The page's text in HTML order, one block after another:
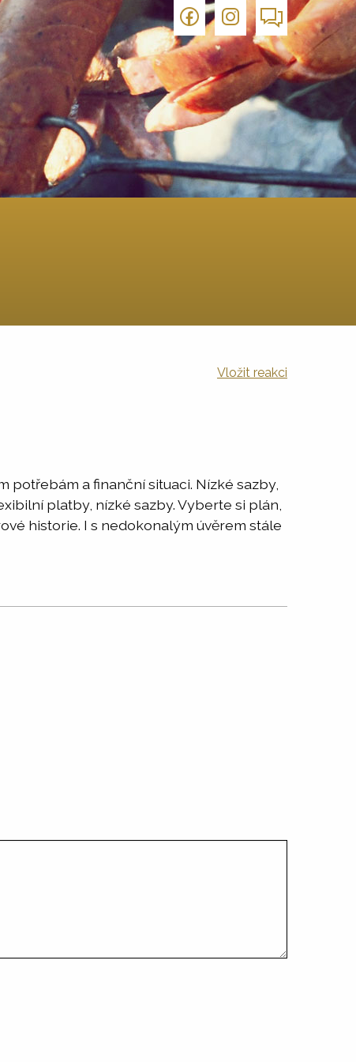
Vložit reakci
potřebám a finanční situaci. Nízké sazby,
platby, nízké sazby. Vyberte si plán,
historie. I s nedokonalým úvěrem stále